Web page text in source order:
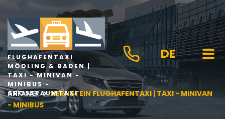
FLUGHAFENTAXI
MÖDLING & BADEN |
TAXI - MINIVAN -
MINIBUS -
GROSSRAUMTAXI
DE
ANFANG
HERNSTEIN FLUGHAFENTAXI | TAXI - MINIVAN
- MINIBUS